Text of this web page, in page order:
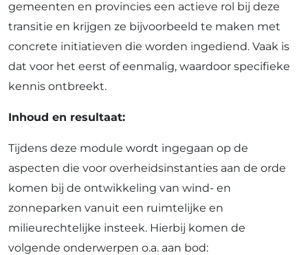
gemeenten en provincies een actieve rol bij deze
transitie en krijgen ze bijvoorbeeld te maken met
concrete initiatieven die worden ingediend. Vaak is
dat voor het eerst of eenmalig, waardoor specifieke
kennis ontbreekt.
Inhoud en resultaat:
Tijdens deze module wordt ingegaan op de
aspecten die voor overheidsinstanties aan de orde
komen bij de ontwikkeling van wind- en
zonneparken vanuit een ruimtelijke en
milieurechtelijke insteek. Hierbij komen de
volgende onderwerpen o.a. aan bod: